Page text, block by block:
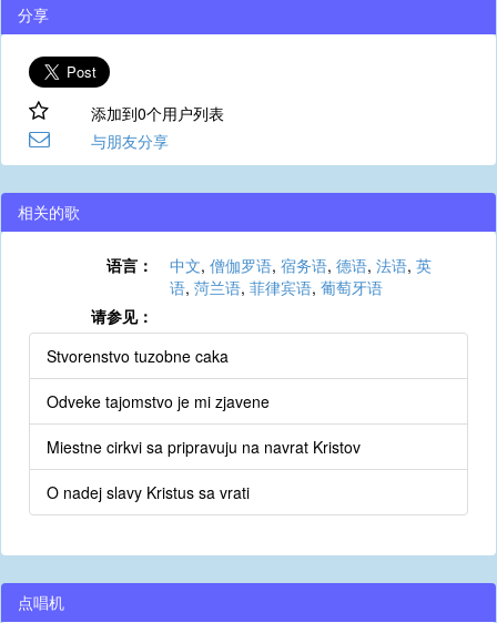
分享
添加到0个用户列表
与朋友分享
相关的歌
语言： 中文, 僧伽罗语, 宿务语, 德语, 法语, 英
语, 菏兰语, 菲律宾语, 葡萄牙语
请参见：
Stvorenstvo tuzobne caka
Odveke tajomstvo je mi zjavene
Miestne cirkvi sa pripravuju na navrat Kristov
O nadej slavy Kristus sa vrati
点唱机